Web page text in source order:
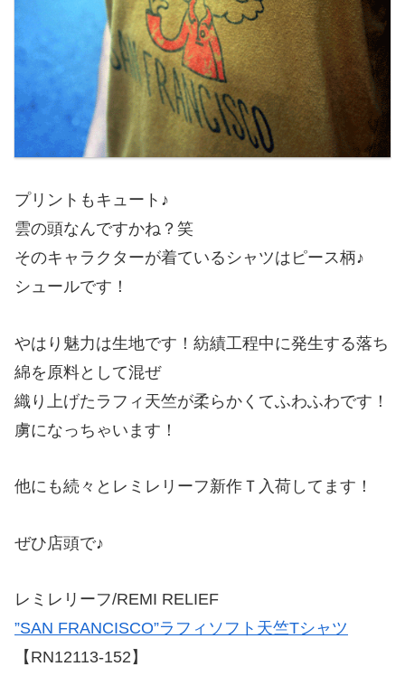
プリントもキュート♪
雲の頭なんですかね？笑
そのキャラクターが着ているシャツはピース柄♪
シュールです！
やはり魅力は生地です！紡績工程中に発生する落ち
綿を原料として混ぜ
織り上げたラフィ天竺が柔らかくてふわふわです！
虜になっちゃいます！
他にも続々とレミレリーフ新作Ｔ入荷してます！
ぜひ店頭で♪
レミレリーフ/REMI RELIEF
”SAN FRANCISCO”ラフィソフト天竺Tシャツ
【RN12113-152】